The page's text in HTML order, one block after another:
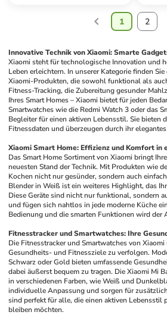
1 2
Innovative Technik von Xiaomi: Smarte
Xiaomi steht für technologische Innovation und
Leben erleichtern. In unserer Kategorie finden
Xiaomi-Produkten, die sowohl funktional als
Fitness-Tracking, die Zubereitung gesunder
Ihres Smart Homes – Xiaomi bietet für jeden
Smartwatches wie die Redmi Watch 3 oder das
Begleiter für einen aktiven Lebensstil. Sie bieten
Fitnessdaten und überzeugen durch ihr
Xiaomi Smart Home: Effizienz und Komfort in
Das Smart Home Sortiment von Xiaomi bringt
neuesten Stand der Technik. Mit Produkten wie
Kochen nicht nur gesünder, sondern auch
Blender in Weiß ist ein weiteres Highlight, das
Diese Geräte sind nicht nur funktional, sondern
und fügen sich nahtlos in jede moderne Küche
Bedienung und die smarten Funktionen wird
Fitnesstracker und Smartwatches: Ihre
Die Fitnesstracker und Smartwatches von
Gesundheits- und Fitnessziele zu verfolgen.
Schwarz oder Gold bieten umfassende
dabei äußerst bequem zu tragen. Die Xiaomi Mi
in verschiedenen Farben, wie Weiß und
individuelle Anpassung und sorgen für
sind perfekt für alle, die einen aktiven Lebensstil
bleiben möchten.